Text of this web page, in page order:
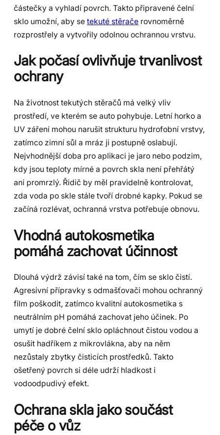
částečky a vyhladí povrch. Takto připravené čelní
sklo umožní, aby se tekuté stěrače rovnoměrně
rozprostřely a vytvořily odolnou ochrannou vrstvu.
Jak počasí ovlivňuje trvanlivost
ochrany
Na životnost tekutých stěračů má velký vliv
prostředí, ve kterém se auto pohybuje. Letní horko a
UV záření mohou narušit strukturu hydrofobní vrstvy,
zatímco zimní sůl a mráz ji postupně oslabují.
Nejvhodnější doba pro aplikaci je jaro nebo podzim,
kdy jsou teploty mírné a povrch skla není přehřátý
ani promrzlý. Řidič by měl pravidelně kontrolovat,
zda voda po skle stále tvoří drobné kapky. Pokud se
začíná rozlévat, ochranná vrstva potřebuje obnovu.
Vhodná autokosmetika
pomáhá zachovat účinnost
Dlouhá výdrž závisí také na tom, čím se sklo čistí.
Agresivní přípravky s odmašťovači mohou ochranný
film poškodit, zatímco kvalitní autokosmetika s
neutrálním pH pomáhá zachovat jeho účinek. Po
umytí je dobré čelní sklo opláchnout čistou vodou a
osušit hadříkem z mikrovlákna, aby na něm
nezůstaly zbytky čisticích prostředků. Takto
ošetřený povrch si déle udrží hladkost i
vodoodpudivý efekt.
Ochrana skla jako součást
péče o vůz